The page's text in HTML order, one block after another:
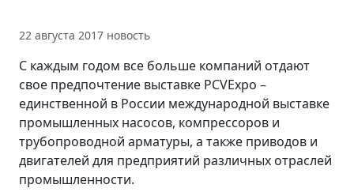
22 августа 2017 новость
С каждым годом все больше компаний отдают
свое предпочтение выставке PCVExpo –
единственной в России международной выставке
промышленных насосов, компрессоров и
трубопроводной арматуры, а также приводов и
двигателей для предприятий различных отраслей
промышленности.